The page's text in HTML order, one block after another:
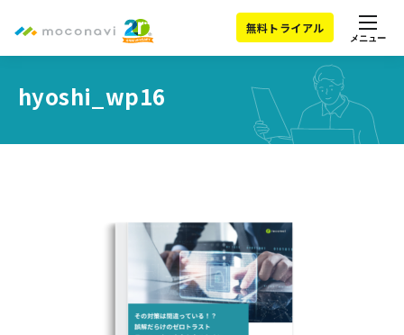
無料トライアル
メニュー
hyoshi_wp16